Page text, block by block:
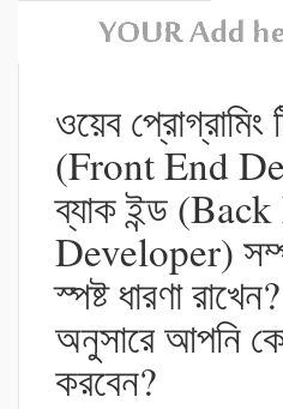
ওয়েব প্রোগ্রামিং
(Front End
ব্যাক ইন্ড
Developer)
স্পষ্ট ধারণা
অনুসারে আপনি
করবেন?